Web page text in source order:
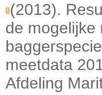
(2013).
de mogelijke
meetdata
Afdeling